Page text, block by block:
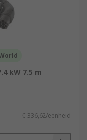
kW 7.5 m
€ 336,62/eenheid